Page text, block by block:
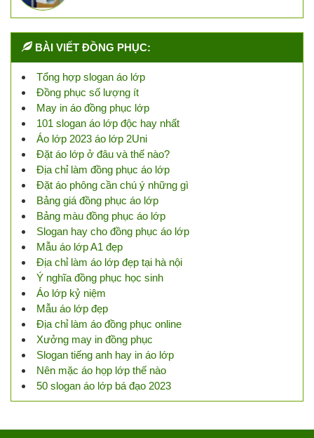
BÀI VIẾT ĐỒNG PHỤC:
Tổng hợp slogan áo lớp
Đồng phục số lượng ít
May in áo đồng phục lớp
101 slogan áo lớp độc hay nhất
Áo lớp 2023 áo lớp 2Uni
Đặt áo lớp ở đâu và thế nào?
Địa chỉ làm đồng phục áo lớp
Đặt áo phông cần chú ý những gì
Bảng giá đồng phục áo lớp
Bảng màu đồng phục áo lớp
Slogan hay cho đồng phục áo lớp
Mẫu áo lớp A1 đẹp
Địa chỉ làm áo lớp đẹp tại hà nội
Ý nghĩa đồng phục học sinh
Áo lớp kỷ niệm
Mẫu áo lớp đẹp
Địa chỉ làm áo đồng phục online
Xưởng may in đồng phục
Slogan tiếng anh hay in áo lớp
Nên mặc áo họp lớp thế nào
50 slogan áo lớp bá đạo 2023